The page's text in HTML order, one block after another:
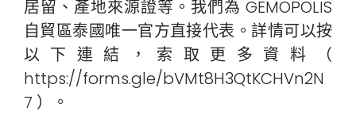
居留、產地來源證等。我們為 GEMOPOLIS
自貿區泰國唯一官方直接代表。詳情可以按
以下連結，索取更多資料（
https://forms.gle/bVMt8H3QtKCHVn2N
7 ）。